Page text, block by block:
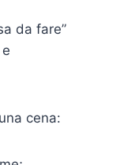
da fare”
cena: